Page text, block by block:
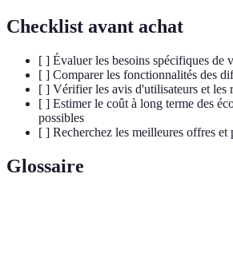
Checklist avant achat
[ ] Évaluer les besoins spécifiques de
[ ] Comparer les fonctionnalités des
[ ] Vérifier les avis d'utilisateurs et les
[ ] Estimer le coût à long terme des
possibles
[ ] Recherchez les meilleures offres et
Glossaire